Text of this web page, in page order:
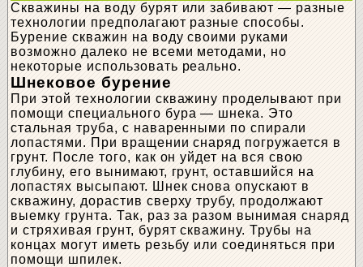
Скважины на воду бурят или забивают — разные
технологии предполагают разные способы.
Бурение скважин на воду своими руками
возможно далеко не всеми методами, но
некоторые использовать реально.
Шнековое бурение
При этой технологии скважину проделывают при
помощи специального бура — шнека. Это
стальная труба, с наваренными по спирали
лопастями. При вращении снаряд погружается в
грунт. После того, как он уйдет на вся свою
глубину, его вынимают, грунт, оставшийся на
лопастях высыпают. Шнек снова опускают в
скважину, дорастив сверху трубу, продолжают
выемку грунта. Так, раз за разом вынимая снаряд
и стряхивая грунт, бурят скважину. Трубы на
концах могут иметь резьбу или соединяться при
помощи шпилек.